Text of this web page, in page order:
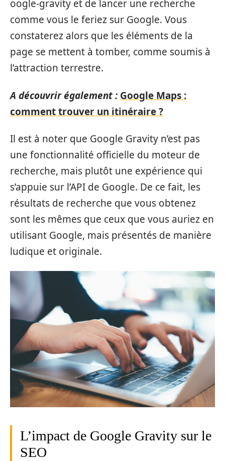
oogle-gravity et de lancer une recherche
comme vous le feriez sur Google. Vous
constaterez alors que les éléments de la
page se mettent à tomber, comme soumis à
l’attraction terrestre.
A découvrir également : Google Maps :
comment trouver un itinéraire ?
Il est à noter que Google Gravity n’est pas
une fonctionnalité officielle du moteur de
recherche, mais plutôt une expérience qui
s’appuie sur l’API de Google. De ce fait, les
résultats de recherche que vous obtenez
sont les mêmes que ceux que vous auriez en
utilisant Google, mais présentés de manière
ludique et originale.
L’impact de Google Gravity sur le
SEO